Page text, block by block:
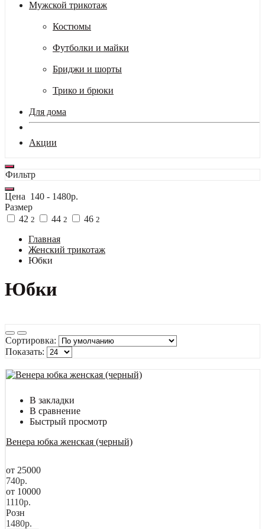
Мужской трикотаж
Костюмы
Футболки и майки
Бриджи и шорты
Трико и брюки
Для дома
Акции
Фильтр
Цена 140 - 1480р.
Размер
42 2 44 2 46 2
Главная
Женский трикотаж
Юбки
Юбки
Сортировка:
Показать:
В закладки
В сравнение
Быстрый просмотр
Венера юбка женская (черный)
от 25000
740р.
от 10000
1110р.
Розн
1480р.